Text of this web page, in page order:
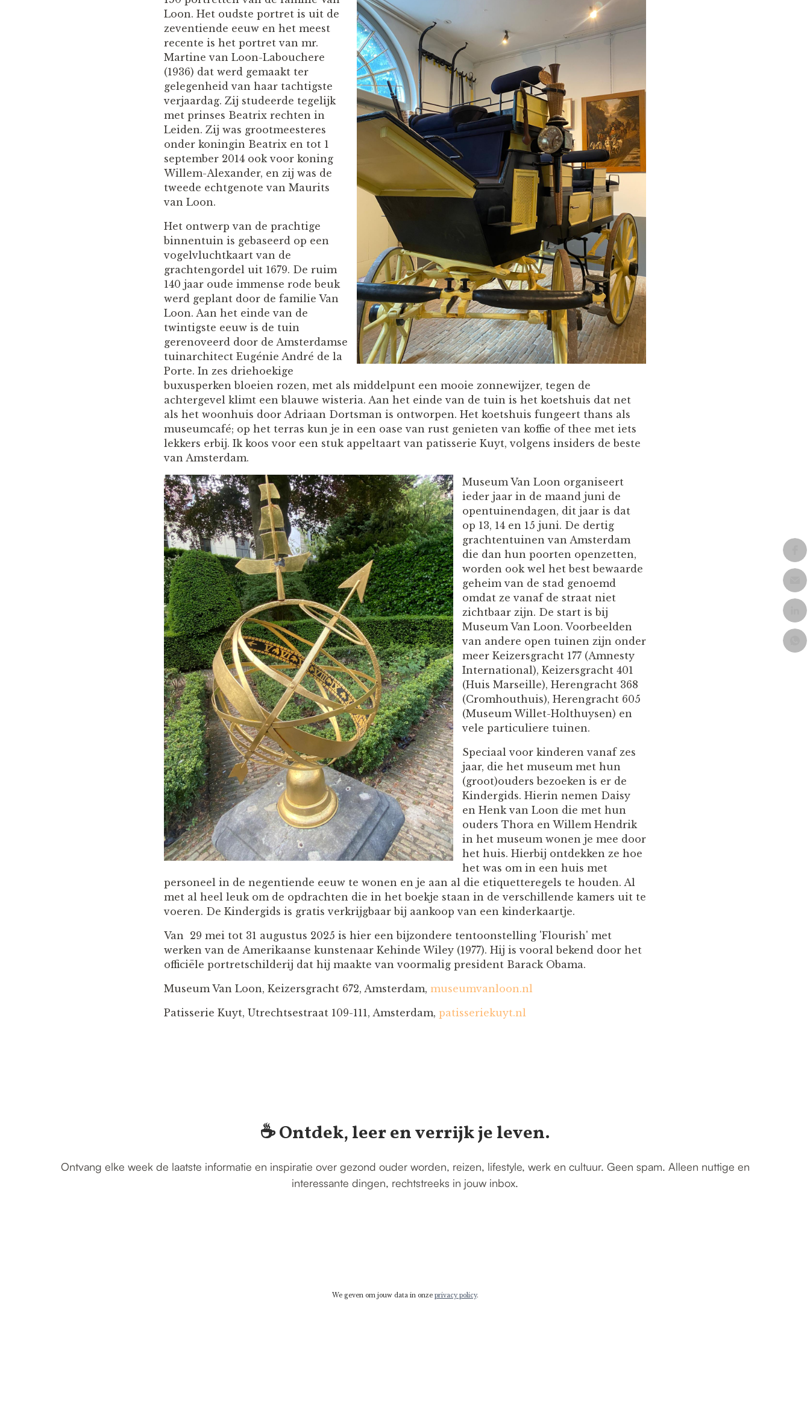
Loon. Het oudste portret is uit de
zeventiende eeuw en het meest
recente is het portret van mr.
Martine van Loon-Labouchere
(1936) dat werd gemaakt ter
gelegenheid van haar tachtigste
verjaardag. Zij studeerde tegelijk
met prinses Beatrix rechten in
Leiden. Zij was grootmeesteres
onder koningin Beatrix en tot 1
september 2014 ook voor koning
Willem-Alexander, en zij was de
tweede echtgenote van Maurits
van Loon.
Het ontwerp van de prachtige
binnentuin is gebaseerd op een
vogelvluchtkaart van de
grachtengordel uit 1679. De ruim
140 jaar oude immense rode beuk
werd geplant door de familie Van
Loon. Aan het einde van de
twintigste eeuw is de tuin
gerenoveerd door de Amsterdamse
tuinarchitect Eugénie André de la
Porte. In zes driehoekige
buxusperken bloeien rozen, met als middelpunt een mooie zonnewijzer, tegen de
achtergevel klimt een blauwe wisteria. Aan het einde van de tuin is het koetshuis dat net
als het woonhuis door Adriaan Dortsman is ontworpen. Het koetshuis fungeert thans als
museumcafé; op het terras kun je in een oase van rust genieten van koffie of thee met iets
lekkers erbij. Ik koos voor een stuk appeltaart van patisserie Kuyt, volgens insiders de beste
van Amsterdam.
Museum Van Loon organiseert
ieder jaar in de maand juni de
opentuinendagen, dit jaar is dat
op 13, 14 en 15 juni. De dertig
grachtentuinen van Amsterdam
die dan hun poorten openzetten,
worden ook wel het best bewaarde
geheim van de stad genoemd
omdat ze vanaf de straat niet
zichtbaar zijn. De start is bij
Museum Van Loon. Voorbeelden
van andere open tuinen zijn onder
meer Keizersgracht 177 (Amnesty
International), Keizersgracht 401
(Huis Marseille), Herengracht 368
(Cromhouthuis), Herengracht 605
(Museum Willet-Holthuysen) en
vele particuliere tuinen.
Speciaal voor kinderen vanaf zes
jaar, die het museum met hun
(groot)ouders bezoeken is er de
Kindergids. Hierin nemen Daisy
en Henk van Loon die met hun
ouders Thora en Willem Hendrik
in het museum wonen je mee door
het huis. Hierbij ontdekken ze hoe
het was om in een huis met
personeel in de negentiende eeuw te wonen en je aan al die etiquetteregels te houden. Al
met al heel leuk om de opdrachten die in het boekje staan in de verschillende kamers uit te
voeren. De Kindergids is gratis verkrijgbaar bij aankoop van een kinderkaartje.
Van 29 mei tot 31 augustus 2025 is hier een bijzondere tentoonstelling 'Flourish' met
werken van de Amerikaanse kunstenaar Kehinde Wiley (1977). Hij is vooral bekend door het
officiële portretschilderij dat hij maakte van voormalig president Barack Obama.
Museum Van Loon, Keizersgracht 672, Amsterdam, museumvanloon.nl
Patisserie Kuyt, Utrechtsestraat 109-111, Amsterdam, patisseriekuyt.nl
☕️ Ontdek, leer en verrijk je leven.
Ontvang elke week de laatste informatie en inspiratie over gezond ouder worden, reizen, lifestyle, werk en cultuur. Geen spam. Alleen nuttige en
interessante dingen, rechtstreeks in jouw inbox.
We geven om jouw data in onze privacy policy.